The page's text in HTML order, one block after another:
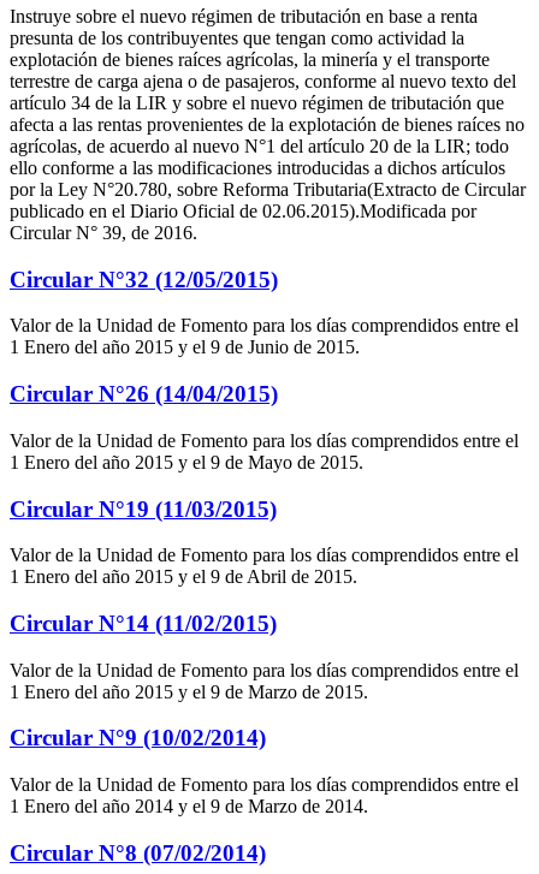
Instruye sobre el nuevo régimen de tributación en base a renta
presunta de los contribuyentes que tengan como actividad la
explotación de bienes raíces agrícolas, la minería y el transporte
terrestre de carga ajena o de pasajeros, conforme al nuevo texto del
artículo 34 de la LIR y sobre el nuevo régimen de tributación que
afecta a las rentas provenientes de la explotación de bienes raíces no
agrícolas, de acuerdo al nuevo N°1 del artículo 20 de la LIR; todo
ello conforme a las modificaciones introducidas a dichos artículos
por la Ley N°20.780, sobre Reforma Tributaria(Extracto de Circular
publicado en el Diario Oficial de 02.06.2015).Modificada por
Circular N° 39, de 2016.
Circular N°32 (12/05/2015)
Valor de la Unidad de Fomento para los días comprendidos entre el
1 Enero del año 2015 y el 9 de Junio de 2015.
Circular N°26 (14/04/2015)
Valor de la Unidad de Fomento para los días comprendidos entre el
1 Enero del año 2015 y el 9 de Mayo de 2015.
Circular N°19 (11/03/2015)
Valor de la Unidad de Fomento para los días comprendidos entre el
1 Enero del año 2015 y el 9 de Abril de 2015.
Circular N°14 (11/02/2015)
Valor de la Unidad de Fomento para los días comprendidos entre el
1 Enero del año 2015 y el 9 de Marzo de 2015.
Circular N°9 (10/02/2014)
Valor de la Unidad de Fomento para los días comprendidos entre el
1 Enero del año 2014 y el 9 de Marzo de 2014.
Circular N°8 (07/02/2014)